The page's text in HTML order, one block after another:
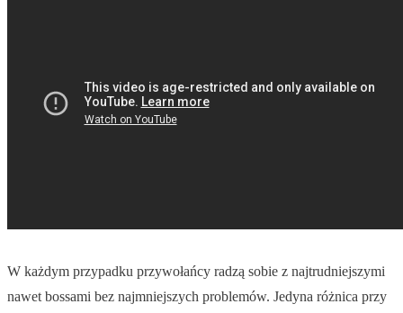
W każdym przypadku przywołańcy radzą sobie z najtrudniejszymi
nawet bossami bez najmniejszych problemów. Jedyna różnica przy